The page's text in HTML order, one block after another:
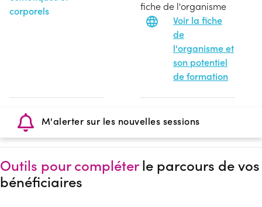
corporels
fiche de l'organisme
Voir la fiche
de
l'organisme et
son potentiel
de formation
M'alerter sur les nouvelles sessions
Outils pour compléterle parcours de vos
bénéficiaires